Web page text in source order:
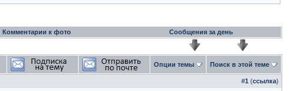
Комментарии к фото Сообщения за день
Опции темы Поиск в этой теме
#1 (ссылка)